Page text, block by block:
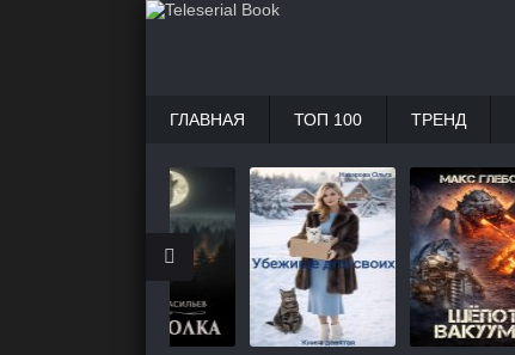
ГЛАВНАЯ ТОП 100 ТРЕНД